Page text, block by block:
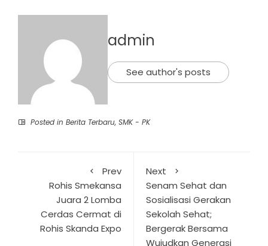
admin
See author's posts
Posted in Berita Terbaru, SMK - PK
Prev
Rohis Smekansa
Juara 2 Lomba
Cerdas Cermat di
Rohis Skanda Expo
Next
Senam Sehat dan
Sosialisasi Gerakan
Sekolah Sehat;
Bergerak Bersama
Wujudkan Generasi